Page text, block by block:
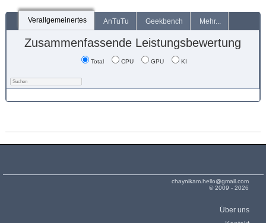
Verallgemeinertes AnTuTu Geekbench Mehr...
Zusammenfassende Leistungsbewertung
Total CPU GPU KI
chaynikam.hello@gmail.com
© 2009 - 2026
Über uns